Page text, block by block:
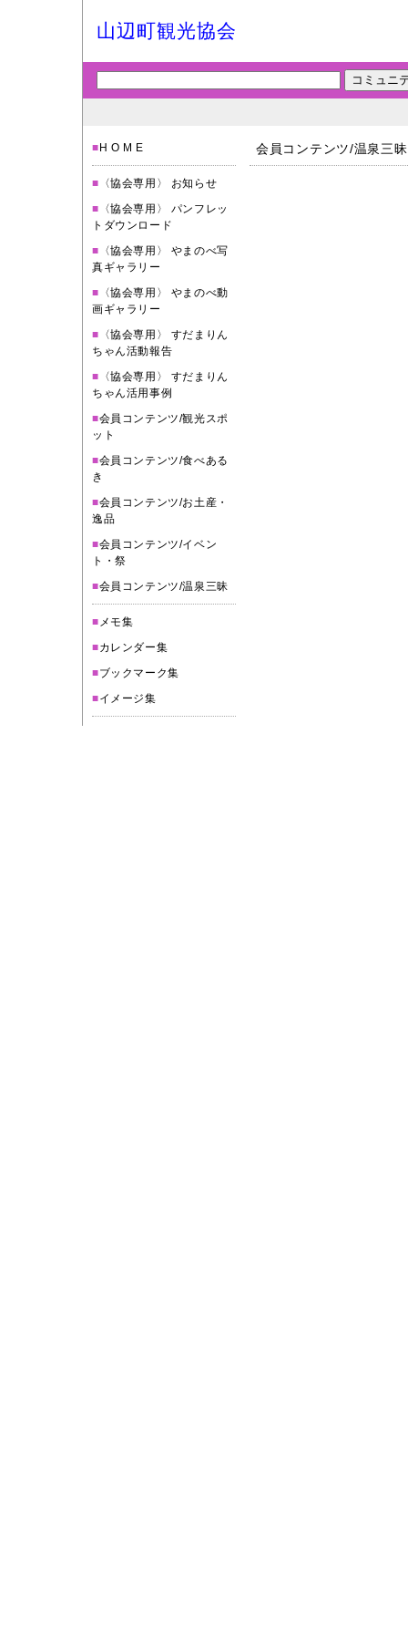
山辺町観光協会
■ H O M E
■ 〈協会専用〉 お知らせ
■ 〈協会専用〉 パンフレッ
トダウンロード
■ 〈協会専用〉 やまのべ写
真ギャラリー
■ 〈協会専用〉 やまのべ動
画ギャラリー
■ 〈協会専用〉 すだまりん
ちゃん活動報告
■ 〈協会専用〉 すだまりん
ちゃん活用事例
■会員コンテンツ/観光スポ
ット
■会員コンテンツ/食べある
き
■会員コンテンツ/お土産・
逸品
■会員コンテンツ/イベン
ト・祭
■会員コンテンツ/温泉三昧
■ メモ集
■カレンダー集
■ブックマーク集
■イメージ集
会員コンテンツ/温泉三昧